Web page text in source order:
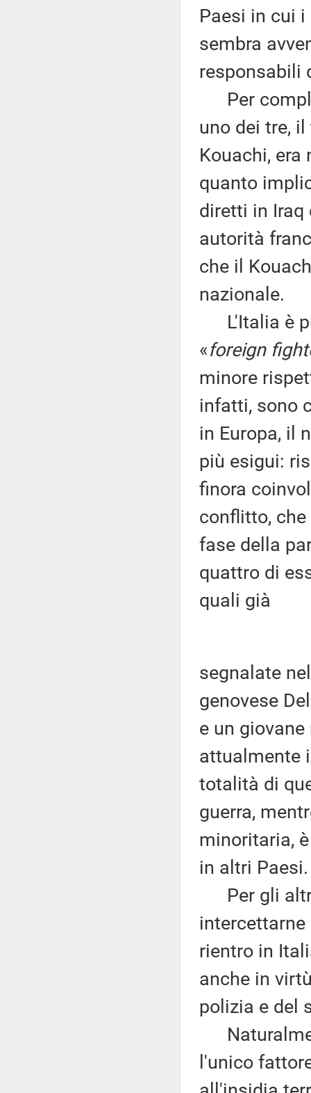
Paesi in cui
sembra
responsabili
Per
uno dei tre,
Kouachi,
quanto
diretti in Iraq
autorità
che il
nazionale.
L'Italia è
«foreign
minore
infatti, sono
in Europa, il
più esigui:
finora
conflitto,
fase della
quattro di
quali già
segnalate
genovese
e un
attualmente
totalità di
guerra,
minoritaria,
in altri Paesi.
Per gli altri
rientro in
anche in
polizia e del
l'unico